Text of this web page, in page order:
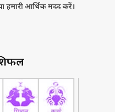
हमारी आर्थिक मदद करें।